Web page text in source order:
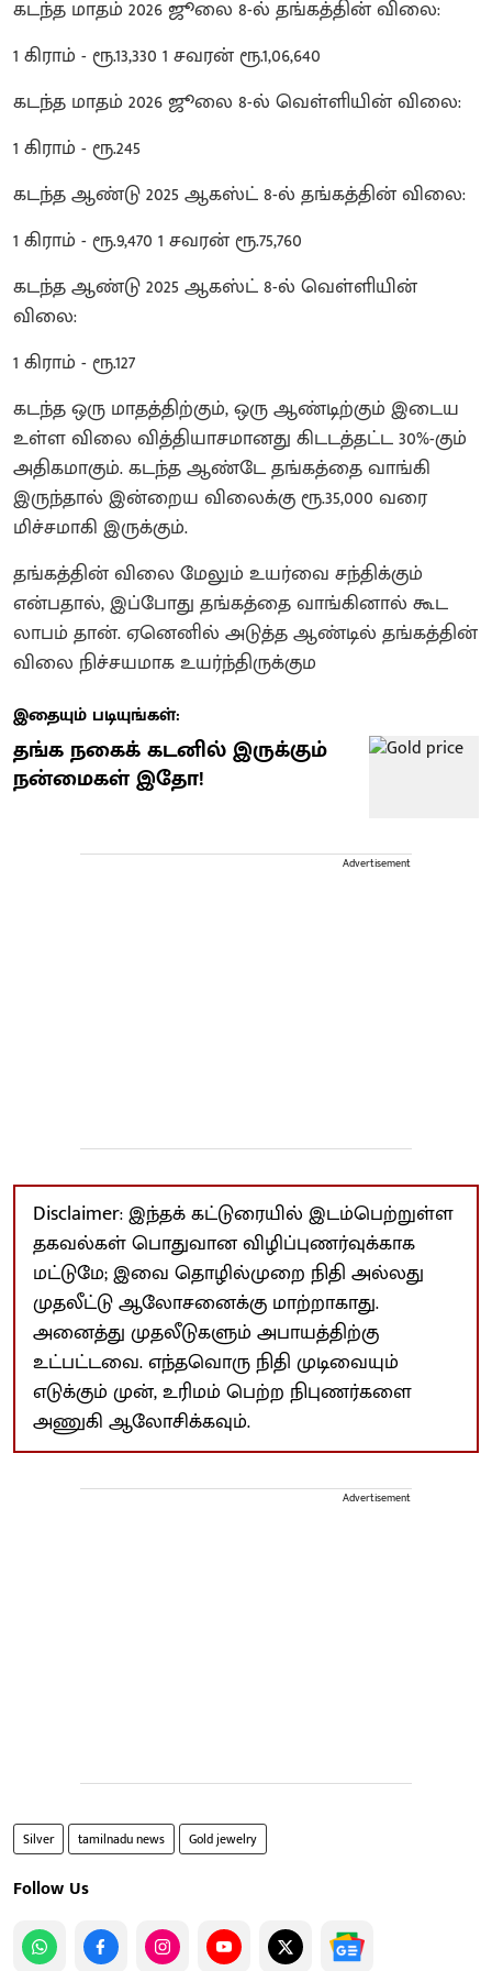
கடந்த மாதம் 2026 ஜூலை 8-ல் தங்கத்தின் விலை:
1 கிராம் - ரூ.13,330 1 சவரன் ரூ.1,06,640
கடந்த மாதம் 2026 ஜூலை 8-ல் வெள்ளியின் விலை:
1 கிராம் - ரூ.245
கடந்த ஆண்டு 2025 ஆகஸ்ட் 8-ல் தங்கத்தின் விலை:
1 கிராம் - ரூ.9,470 1 சவரன் ரூ.75,760
கடந்த ஆண்டு 2025 ஆகஸ்ட் 8-ல் வெள்ளியின்
விலை:
1 கிராம் - ரூ.127
கடந்த ஒரு மாதத்திற்கும், ஒரு ஆண்டிற்கும் இடைய
உள்ள விலை வித்தியாசமானது கிடடத்தட்ட 30%-கும்
அதிகமாகும். கடந்த ஆண்டே தங்கத்தை வாங்கி
இருந்தால் இன்றைய விலைக்கு ரூ.35,000 வரை
மிச்சமாகி இருக்கும்.
தங்கத்தின் விலை மேலும் உயர்வை சந்திக்கும்
என்பதால், இப்போது தங்கத்தை வாங்கினால் கூட
லாபம் தான். ஏனெனில் அடுத்த ஆண்டில் தங்கத்தின்
விலை நிச்சயமாக உயர்ந்திருக்கும
இதையும் படியுங்கள்:
தங்க நகைக் கடனில் இருக்கும்
நன்மைகள் இதோ!
Advertisement
Disclaimer: இந்தக் கட்டுரையில் இடம்பெற்றுள்ள
தகவல்கள் பொதுவான விழிப்புணர்வுக்காக
மட்டுமே; இவை தொழில்முறை நிதி அல்லது
முதலீட்டு ஆலோசனைக்கு மாற்றாகாது.
அனைத்து முதலீடுகளும் அபாயத்திற்கு
உட்பட்டவை. எந்தவொரு நிதி முடிவையும்
எடுக்கும் முன், உரிமம் பெற்ற நிபுணர்களை
அணுகி ஆலோசிக்கவும்.
Advertisement
Silver tamilnadu news Gold jewelry
Follow Us